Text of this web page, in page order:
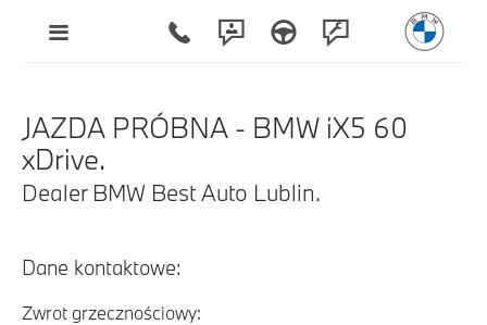
JAZDA PRÓBNA - BMW iX5 60
xDrive.
Dealer BMW Best Auto Lublin.
Dane kontaktowe:
Zwrot grzecznościowy: